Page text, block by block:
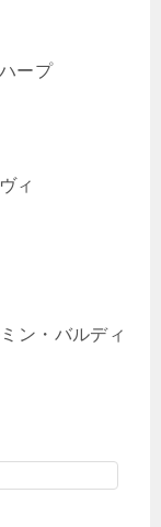
ープ
ィ
ン・バルディ